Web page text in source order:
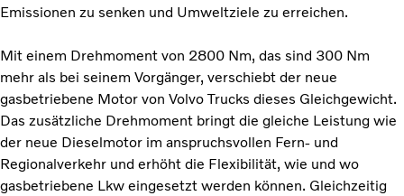
Emissionen zu senken und Umweltziele zu erreichen.
Mit einem Drehmoment von 2800 Nm, das sind 300 Nm
mehr als bei seinem Vorgänger, verschiebt der neue
gasbetriebene Motor von Volvo Trucks dieses Gleichgewicht.
Das zusätzliche Drehmoment bringt die gleiche Leistung wie
der neue Dieselmotor im anspruchsvollen Fern- und
Regionalverkehr und erhöht die Flexibilität, wie und wo
gasbetriebene Lkw eingesetzt werden können. Gleichzeitig